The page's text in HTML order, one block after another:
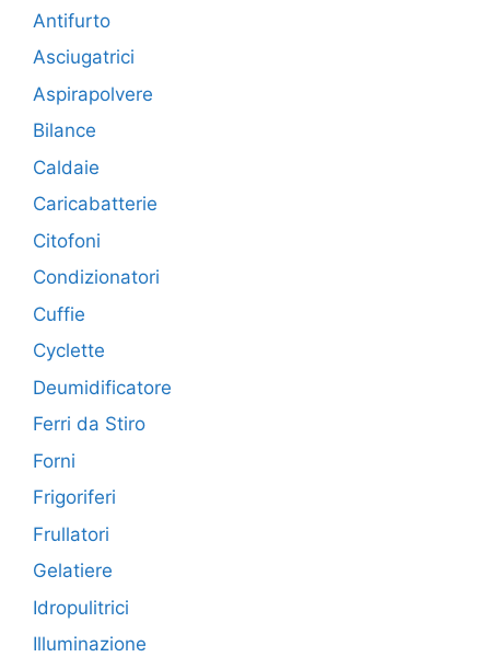
Antifurto
Asciugatrici
Aspirapolvere
Bilance
Caldaie
Caricabatterie
Citofoni
Condizionatori
Cuffie
Cyclette
Deumidificatore
Ferri da Stiro
Forni
Frigoriferi
Frullatori
Gelatiere
Idropulitrici
Illuminazione